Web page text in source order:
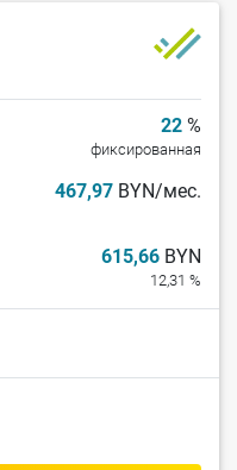
22 %
фиксированная
467,97 BYN/мес.
615,66 BYN
12,31 %